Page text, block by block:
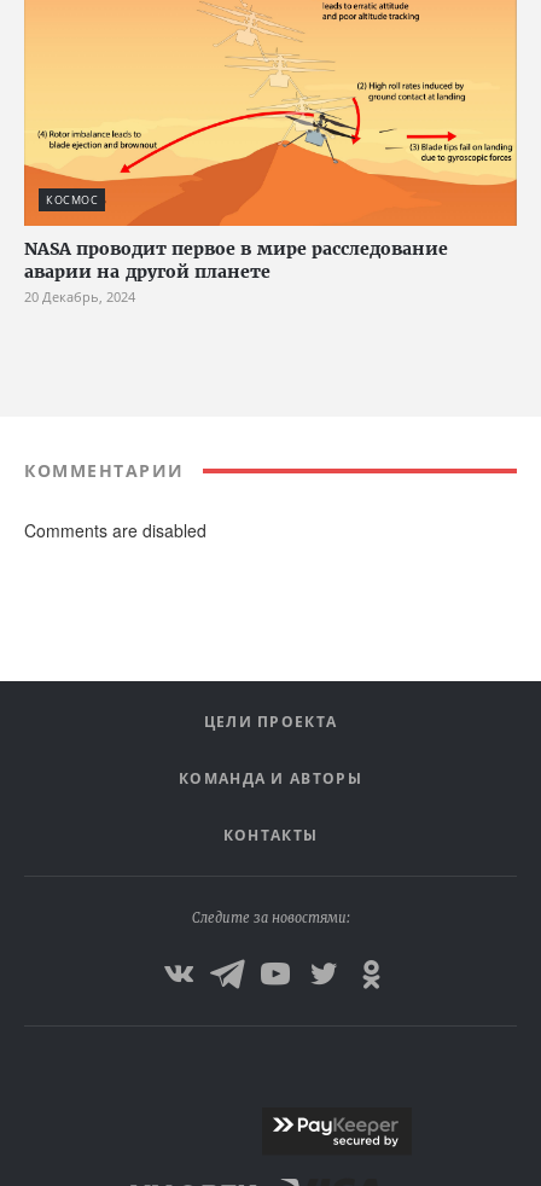
КОСМОС
NASA проводит первое в мире расследование
аварии на другой планете
20 Декабрь, 2024
КОММЕНТАРИИ
Comments are disabled
ЦЕЛИ ПРОЕКТА
КОМАНДА И АВТОРЫ
КОНТАКТЫ
Следите за новостями: